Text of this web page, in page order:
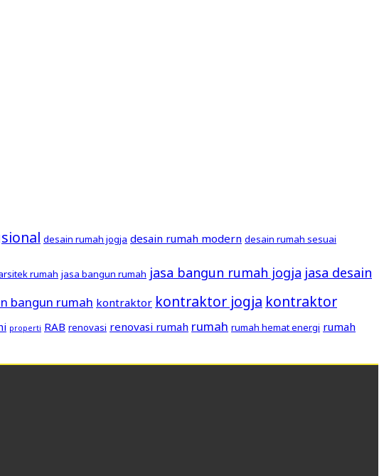
desain rumah jogja desain rumah modern desain rumah sesuai
rumah jasa bangun rumah jasa bangun rumah jogja jasa desain
bangun rumah kontraktor kontraktor jogja kontraktor
properti RAB renovasi renovasi rumah rumah rumah hemat energi rumah